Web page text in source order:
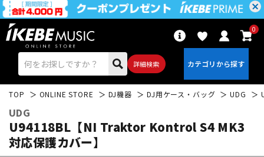
詳細検索
0
TOP ONLINE STORE DJ機器 DJ用ケース・バッグ UDG
UDG
U94118BL【NI Traktor Kontrol S4 MK3
対応保護カバー】